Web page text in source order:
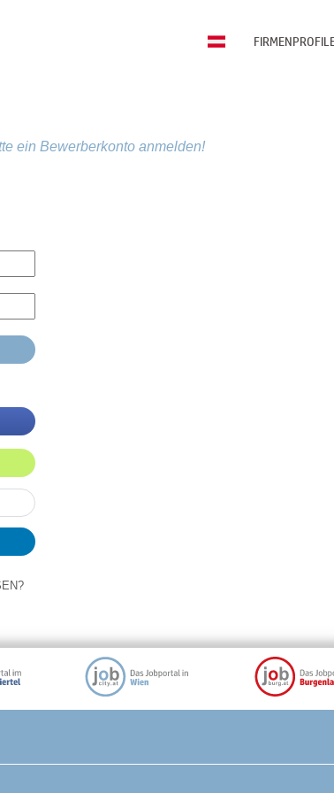
ein Bewerberkonto anmelden!